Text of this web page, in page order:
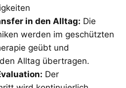
in den Alltag: Die
werden im geschützten
geübt und
Alltag übertragen.
Der